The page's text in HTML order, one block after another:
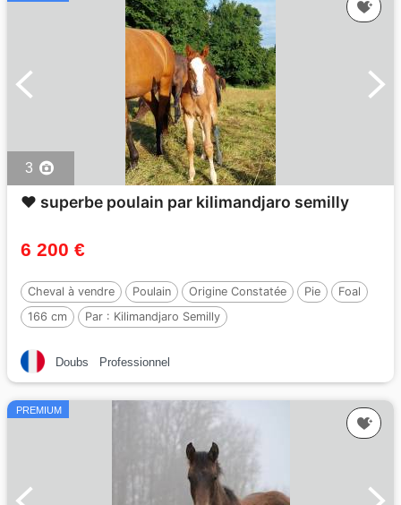
3
❤️ superbe poulain par kilimandjaro semilly
6 200 €
Cheval à vendre Poulain Origine Constatée Pie
Foal
166 cm
Par : Kilimandjaro Semilly
Doubs Professionnel
PREMIUM